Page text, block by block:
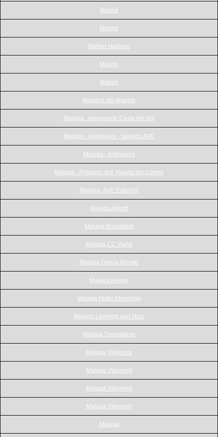
Madrid
Madrid
Mahon Harbour
Mahon
Mahon
Mairena del Aljarafe
Malaga - Aeropuerto Costa del Sol
Malaga - Antequera - Servicio AVE
Malaga - Antequera
Malaga - Polígono Ind. Huerta del Correo
Malaga -AVE Estación
Malaga Airport
Malaga Busstation
Malaga CC Vialia
Malaga Garcia Morato
Malaga Haven
Malaga Hotel Inlevering
Malaga Levering aan Huis
Malaga Treinstation
Malaga Villarrosa
Malaga Vliegveld
Malaga Vliegveld
Malaga Vliegveld
Malaga